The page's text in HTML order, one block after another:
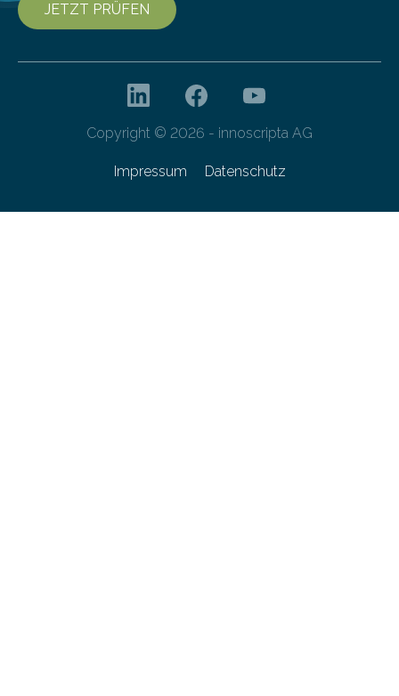
JETZT PRÜFEN
Copyright © 2026 - innoscripta AG
Impressum Datenschutz